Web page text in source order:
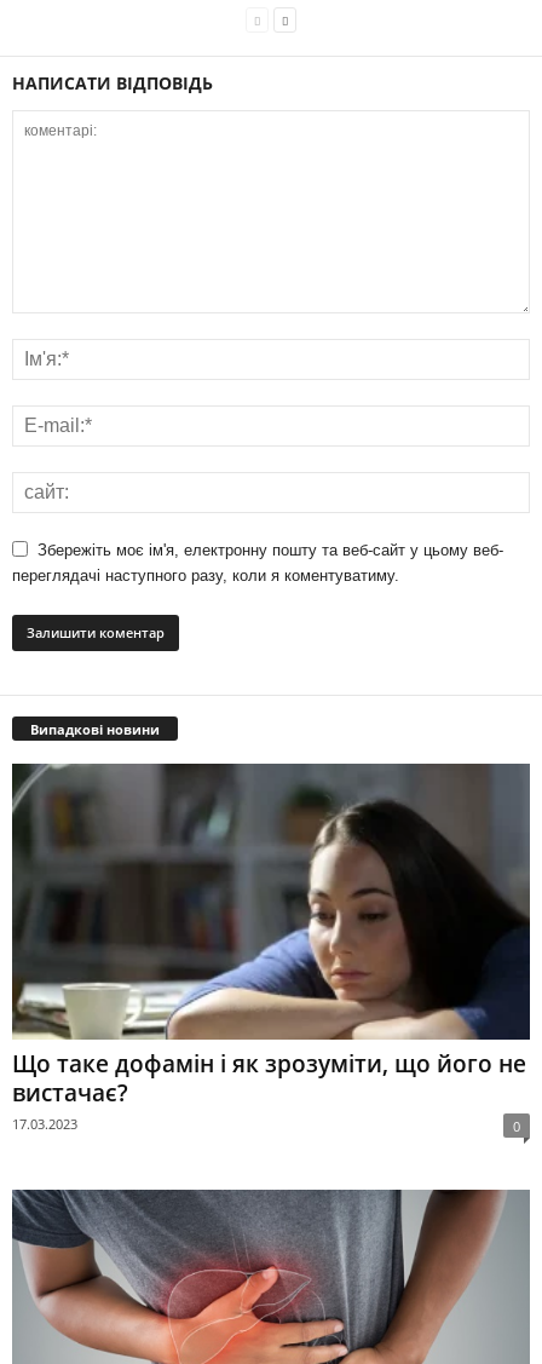
НАПИСАТИ ВІДПОВІДЬ
Збережіть моє ім'я, електронну пошту та веб-сайт у цьому веб-
переглядачі наступного разу, коли я коментуватиму.
Випадкові новини
Що таке дофамін і як зрозуміти, що його не
вистачає?
17.03.2023 0